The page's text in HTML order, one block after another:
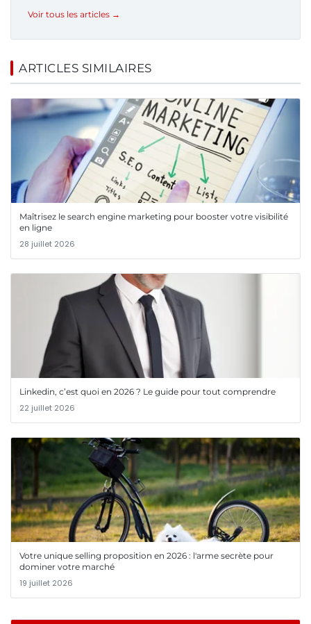
Voir tous les articles →
ARTICLES SIMILAIRES
Maîtrisez le search engine marketing pour booster votre visibilité
en ligne
28 juillet 2026
Linkedin, c’est quoi en 2026 ? Le guide pour tout comprendre
22 juillet 2026
Votre unique selling proposition en 2026 : l'arme secrète pour
dominer votre marché
19 juillet 2026